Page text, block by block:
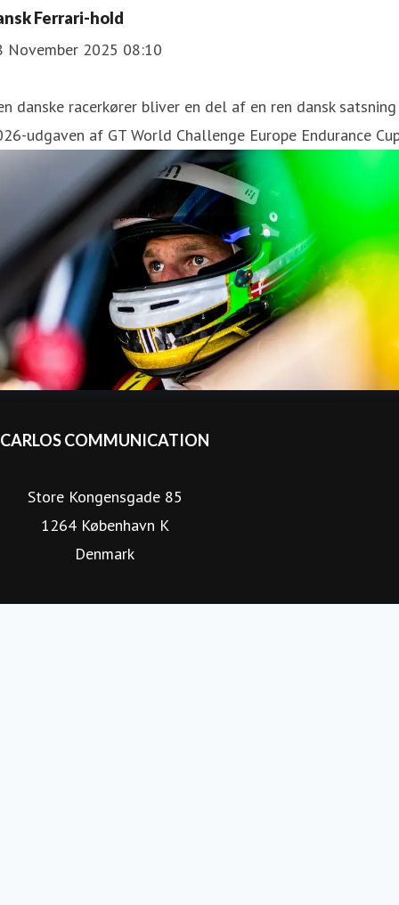
Ferrari-hold
November 2025 08:10
danske racerkører bliver en del af en ren dansk
udgaven af GT World Challenge Europe Endurance
CARLOS COMMUNICATION
Store Kongensgade 85
1264 København K
Denmark